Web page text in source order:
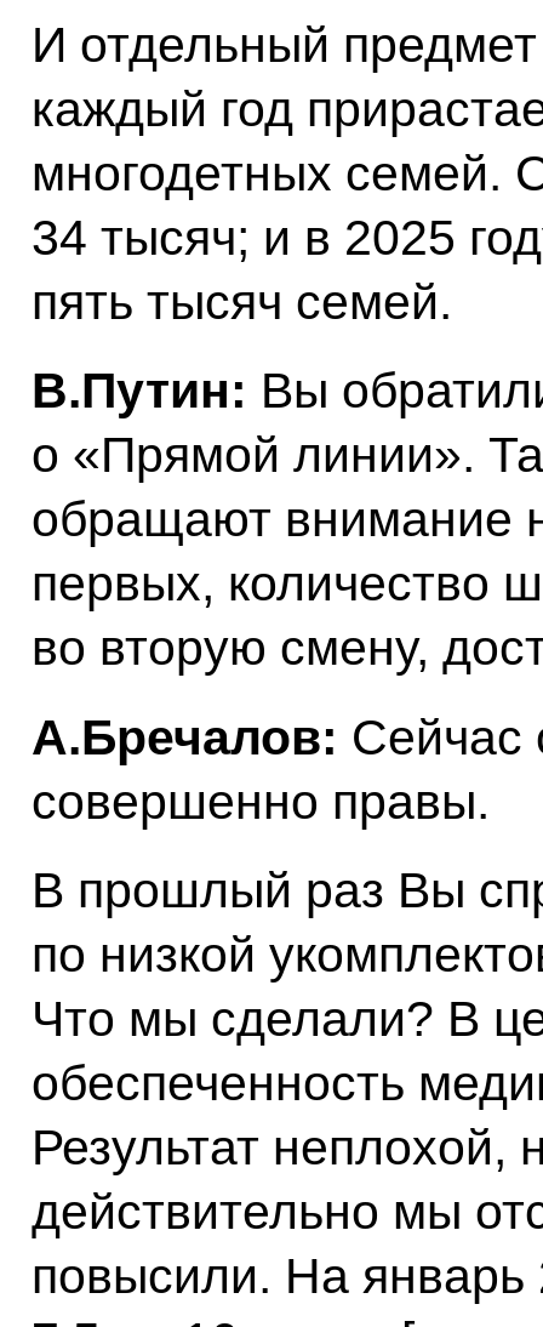
И отдельный
каждый год
многодетных семей.
34 тысяч; и в 2025
пять тысяч семей.
В.Путин: Вы
о «Прямой линии».
обращают внимание
первых, количество
во вторую смену,
А.Бречалов: Сейчас
совершенно правы.
В прошлый раз Вы
по низкой
Что мы сделали? В
обеспеченность
Результат
действительно мы
повысили. На январь